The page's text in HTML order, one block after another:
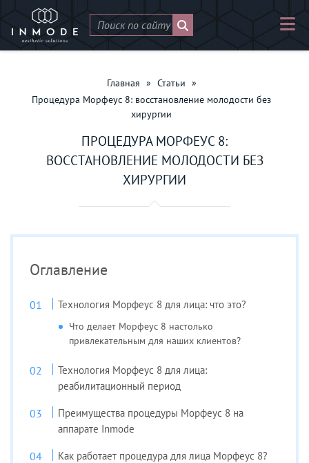
Главная » Статьи »
Процедура Морфеус 8: восстановление молодости без
хирургии
ПРОЦЕДУРА МОРФЕУС 8:
ВОССТАНОВЛЕНИЕ МОЛОДОСТИ БЕЗ
ХИРУРГИИ
Оглавление
Технология Морфеус 8 для лица: что это?
Что делает Морфеус 8 настолько
привлекательным для наших клиентов?
Технология Морфеус 8 для лица:
реабилитационный период
Преимущества процедуры Морфеус 8 на
аппарате Inmode
Как работает процедура для лица Морфеус 8?